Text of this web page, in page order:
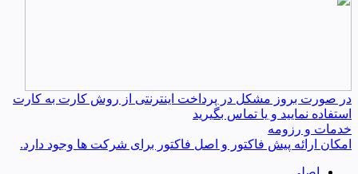
در صورت بروز مشکل در پرداخت اینترنتی از روش کارت به کارت
استفاده نمایید و یا تماس بگیرید
خدمات و رزومه
امکان ارائه پیش فاکتور و اصل فاکتور برای شرکت ها وجود دارد.